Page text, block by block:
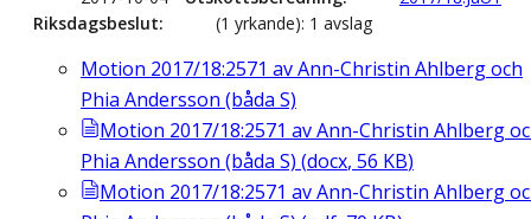
Riksdagsbeslut
(1 yrkande): 1 avslag
Motion 2017/18:2571 av Ann-Christin Ahlberg och
Phia Andersson (båda S)
Motion 2017/18:2571 av Ann-Christin Ahlberg
Phia Andersson (båda S) (docx, 56 KB)
Motion 2017/18:2571 av Ann-Christin Ahlberg